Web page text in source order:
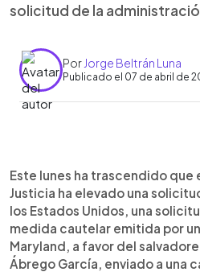
solicitud de la
Por Jorge Beltrán Luna
Publicado el 07 de abril de
Escuchar artículo
Este lunes ha trascendido que
Justicia ha elevado una
los Estados Unidos, una
medida cautelar emitida por
Maryland, a favor del
Ábrego García, enviado a una